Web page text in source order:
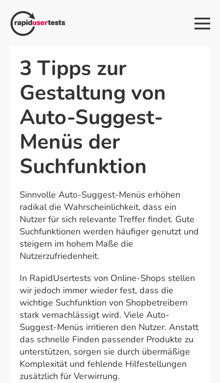
Inhalt
springen
3 Tipps zur
Gestaltung von
Auto-Suggest-
Menüs der
Suchfunktion
Sinnvolle Auto-Suggest-Menüs erhöhen
radikal die Wahrscheinlichkeit, dass ein
Nutzer für sich relevante Treffer findet. Gute
Suchfunktionen werden häufiger genutzt und
steigern im hohem Maße die
Nutzerzufriedenheit.
In RapidUsertests von Online-Shops stellen
wir jedoch immer wieder fest, dass die
wichtige Suchfunktion von Shopbetreibern
stark vernachlässigt wird. Viele Auto-
Suggest-Menüs irritieren den Nutzer. Anstatt
das schnelle Finden passender Produkte zu
unterstützen, sorgen sie durch übermäßige
Komplexität und fehlende Hilfestellungen
zusätzlich für Verwirrung.